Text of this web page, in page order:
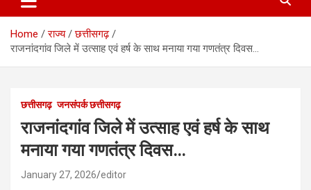
Home राज्य
छत्तीसगढ़
राजनांदगांव जिले में उत्साह एवं हर्ष के साथ मनाया गया गणतंत्र दिवस…
छत्तीसगढ़ जनसंपर्क छत्तीसगढ़
राजनांदगांव जिले में उत्साह एवं हर्ष के साथ
मनाया गया गणतंत्र दिवस…
January 27, 2026 editor